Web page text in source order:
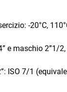
-20°C,
maschio 2”1/2,
ISO 7/1